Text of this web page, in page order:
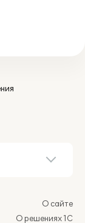
О сайте
О решениях 1С